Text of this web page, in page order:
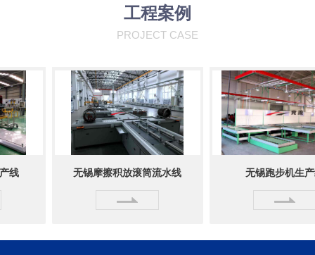
工程案例
PROJECT CASE
无锡摩擦积放滚筒流水线 无锡跑步机生产线